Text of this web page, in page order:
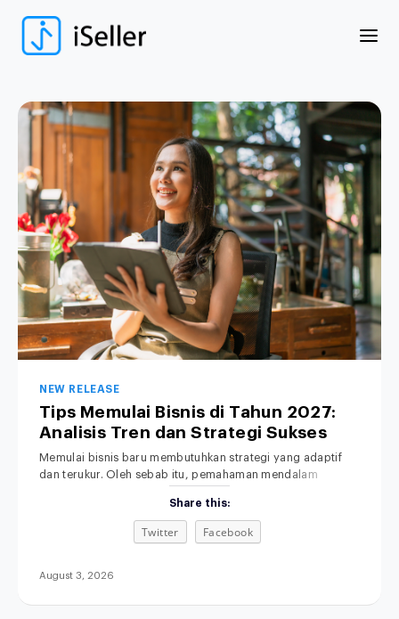
NEW RELEASE
Tips Memulai Bisnis di Tahun 2027:
Analisis Tren dan Strategi Sukses
Memulai bisnis baru membutuhkan strategi yang adaptif
dan terukur. Oleh sebab itu, pemahaman mendalam
yang sangat penting. Di era transformasi digital ini,
dinamika persaingan pasar berkembang dengan sangat
pesat. Akibatnya, metode bisnis lama yang serba manual
konsumen terhadap kecepatan dan kemudahan
Share this:
Twitter Facebook
August 3, 2026